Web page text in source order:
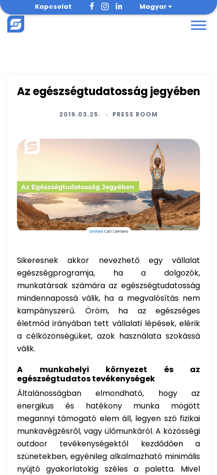
Skip
to
content
Kapcsolat Magyar
Az egészségtudatosság jegyében
2019.03.25. PRESS ROOM
Sikeresnek akkor nevezhető egy vállalat
egészségprogramja, ha a dolgozók,
munkatársak számára az egészségtudatosság
mindennapossá válik, ha a megvalósítás nem
kampányszerű. Öröm, ha az egészséges
életmód irányában tett vállalati lépések, elérik
a célközönségüket, azok használata szokássá
válik.
A munkahelyi környezet és az
egészségtudatos tevékenységek
Általánosságban elmondható, hogy az
energikus és hatékony munka mögött
megannyi támogató elem áll, legyen szó fizikai
munkavégzésről, vagy ülőmunkáról. A közösségi
outdoor tevékenységektől kezdődően a
szünetekben, egyénileg alkalmazható minimális
nyújtó gyakorlatokig széles a paletta. Mivel